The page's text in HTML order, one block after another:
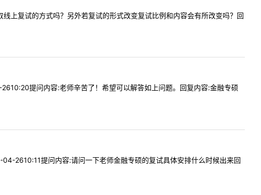
复试的方式吗？另外若复试的形式改变复试比例和内容会有所改变吗？回
提问内容:老师辛苦了！希望可以解答如上问题。回复内容:金融专硕
2610:11提问内容:请问一下老师金融专硕的复试具体安排什么时候出来回